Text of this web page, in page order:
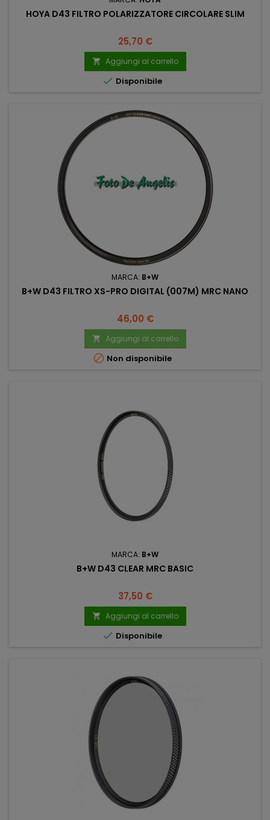
HOYA D43 FILTRO POLARIZZATORE CIRCOLARE SLIM
Prezzo
25,70 €
 Aggiungi al carrello
 Disponibile
MARCA: B+W
B+W D43 FILTRO XS-PRO DIGITAL (007M) MRC NANO
Prezzo
46,00 €
 Aggiungi al carrello
 Non disponibile
MARCA: B+W
B+W D43 CLEAR MRC BASIC
Prezzo
37,50 €
 Aggiungi al carrello
 Disponibile